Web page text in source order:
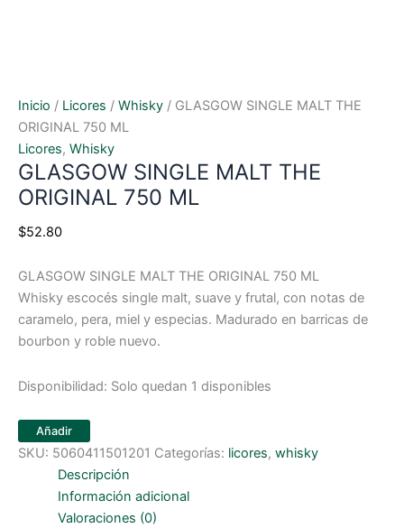
Inicio / Licores / Whisky / GLASGOW SINGLE MALT THE
ORIGINAL 750 ML
Licores, Whisky
GLASGOW SINGLE MALT THE
ORIGINAL 750 ML
$52.80
GLASGOW SINGLE MALT THE ORIGINAL 750 ML
Whisky escocés single malt, suave y frutal, con notas de
caramelo, pera, miel y especias. Madurado en barricas de
bourbon y roble nuevo.
Disponibilidad: Solo quedan 1 disponibles
Añadir
SKU: 5060411501201 Categorías: licores, whisky
Descripción
Información adicional
Valoraciones (0)